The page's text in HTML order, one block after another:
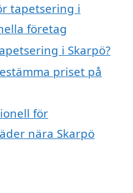
tapetsering i
företag
i Skarpö?
priset på
för
nära Skarpö